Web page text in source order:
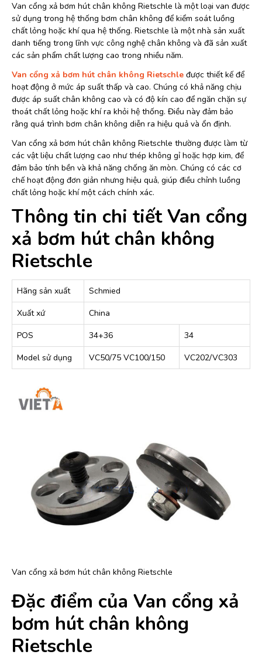
Van cổng xả bơm hút chân không Rietschle là một loại van được
sử dụng trong hệ thống bơm chân không để kiểm soát luồng
chất lỏng hoặc khí qua hệ thống. Rietschle là một nhà sản xuất
danh tiếng trong lĩnh vực công nghệ chân không và đã sản xuất
các sản phẩm chất lượng cao trong nhiều năm.
Van cổng xả bơm hút chân không Rietschle được thiết kế để
hoạt động ở mức áp suất thấp và cao. Chúng có khả năng chịu
được áp suất chân không cao và có độ kín cao để ngăn chặn sự
thoát chất lỏng hoặc khí ra khỏi hệ thống. Điều này đảm bảo
rằng quá trình bơm chân không diễn ra hiệu quả và ổn định.
Van cổng xả bơm hút chân không Rietschle thường được làm từ
các vật liệu chất lượng cao như thép không gỉ hoặc hợp kim, để
đảm bảo tính bền và khả năng chống ăn mòn. Chúng có các cơ
chế hoạt động đơn giản nhưng hiệu quả, giúp điều chỉnh luồng
chất lỏng hoặc khí một cách chính xác.
Thông tin chi tiết Van cổng
xả bơm hút chân không
Rietschle
Hãng sản xuất
Schmied
Xuất xứ
China
POS
34+36
34
Model sử dụng
VC50/75 VC100/150 VC202/VC303
Van cổng xả bơm hút chân không Rietschle
Đặc điểm của Van cổng xả
bơm hút chân không
Rietschle